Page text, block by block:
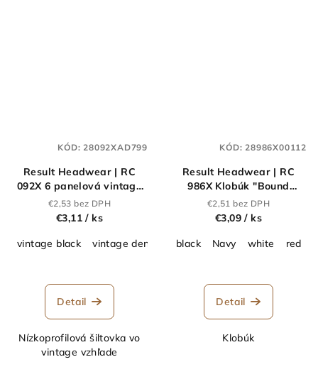
Result Headwear | RC
092X 6 panelová vintage
šiltovka "Pure
Cotton"_28.092X
€2,53 bez DPH
€3,11/ ks
vintage black
vintage denim vintage red vintage royal
Detail
Nízkoprofilová šiltovka vo
vintage vzhľade
KÓD:28092XAD799
Result Headwear | RC
986X Klobúk "Bound
Edge"_28.986X
€2,51 bez DPH
€3,09/ ks
black
Navy white red
Detail
Klobúk
KÓD:28986X00112